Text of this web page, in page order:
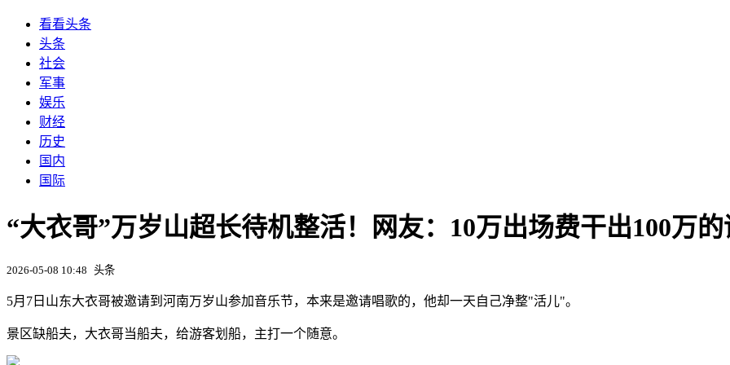
看看头条
头条
社会
军事
娱乐
财经
历史
国内
国际
“大衣哥”万岁山超长待机整活！网友：10万出场费干出100万
2026-05-08 10:48 头条
5月7日山东大衣哥被邀请到河南万岁山参加音乐节，本来是邀请唱歌的，他却一天自己净整"活儿"。
景区缺船夫，大衣哥当船夫，给游客划船，主打一个随意。